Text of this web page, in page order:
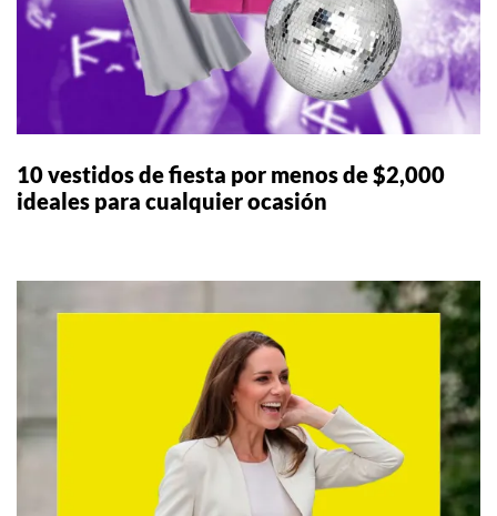
10 vestidos de fiesta por menos de $2,000
ideales para cualquier ocasión